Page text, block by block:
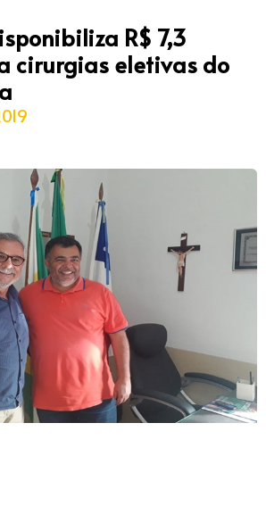
R$ 7,3
cirurgias eletivas do